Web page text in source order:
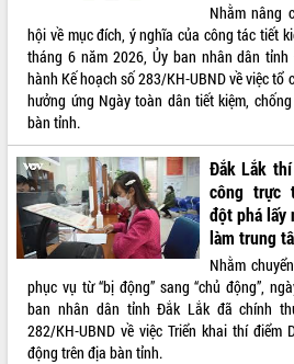
Nhằm nâng
hội về mục đích, ý nghĩa của công tác tiết
tháng 6 năm 2026, Ủy ban nhân dân
hành Kế hoạch số 283/KH-UBND về việc tổ
hưởng ứng Ngày toàn dân tiết kiệm,
bàn tỉnh.
Đắk Lắk
công trực
đột phá lấy
làm trung
Nhằm
phục vụ từ “bị động” sang “chủ động”,
ban nhân dân tỉnh Đắk Lắk đã chính
282/KH-UBND về việc Triển khai thí điểm
động trên địa bàn tỉnh.